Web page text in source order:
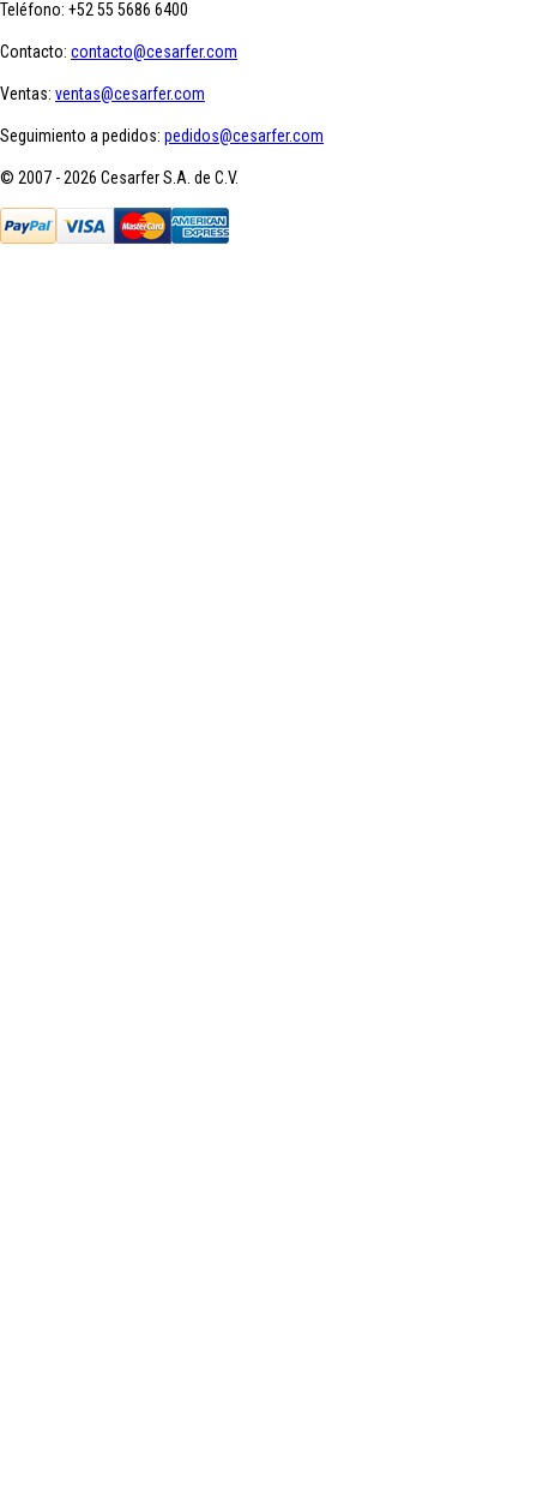
Teléfono: +52 55 5686 6400
Contacto: contacto@cesarfer.com
Ventas: ventas@cesarfer.com
Seguimiento a pedidos: pedidos@cesarfer.com
© 2007 - 2026 Cesarfer S.A. de C.V.